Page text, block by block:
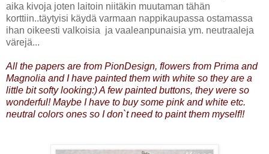
aika kivoja joten laitoin niitäkin muutaman tähän
korttiin..täytyisi käydä varmaan nappikaupassa ostamassa
ihan oikeesti valkoisia ja vaaleanpunaisia ym. neutraaleja
värejä...
All the papers are from PionDesign, flowers from Prima and
Magnolia and I have painted them with white so they are a
little bit softy looking:) A few painted buttons, they were so
wonderful! Maybe I have to buy some pink and white etc.
neutral colors ones so I don`t need to paint them myself!!